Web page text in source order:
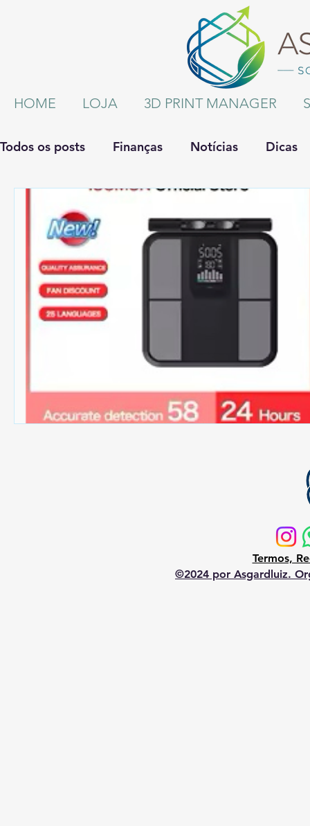
HOME LOJA 3D PRINT MANAGER
Todos os posts Finanças Notícias Dicas
Termos,
©2024 por Asgardluiz.